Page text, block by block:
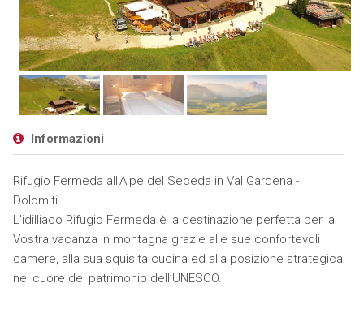
Informazioni
Rifugio Fermeda all’Alpe del Seceda in Val Gardena -
Dolomiti
L’idilliaco Rifugio Fermeda è la destinazione perfetta per la
Vostra vacanza in montagna grazie alle sue confortevoli
camere, alla sua squisita cucina ed alla posizione strategica
nel cuore del patrimonio dell’UNESCO.